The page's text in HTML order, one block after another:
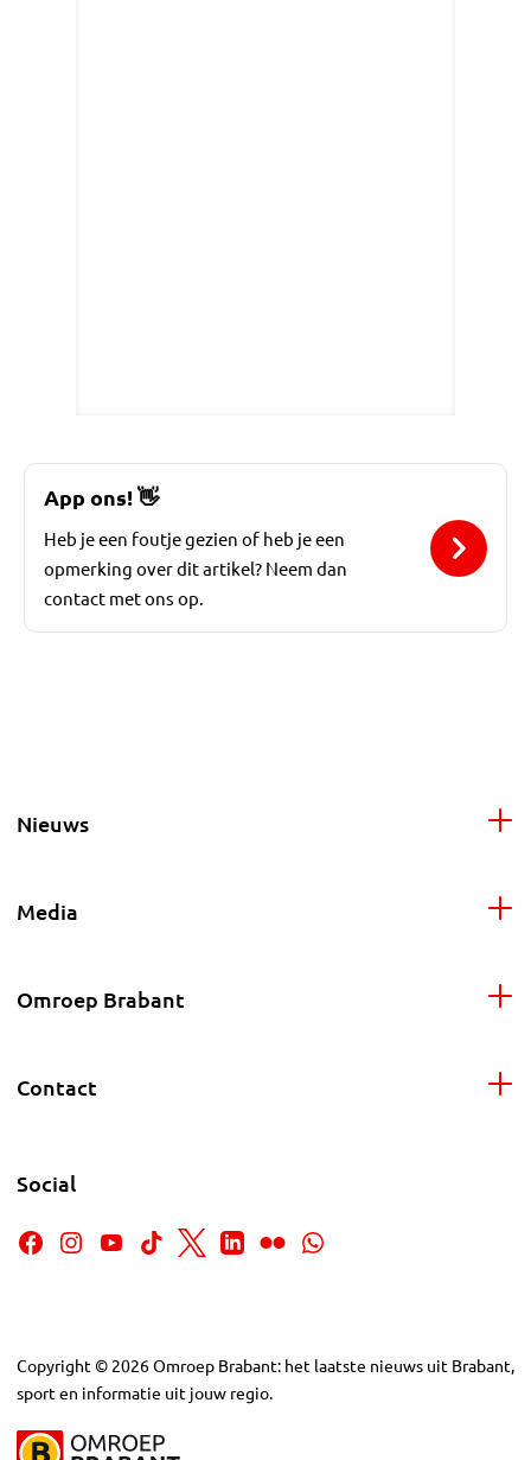
App ons!👋
Heb je een foutje gezien of heb je een
opmerking over dit artikel? Neem dan
contact met ons op.
Nieuws
Media
Omroep Brabant
Contact
Social
Copyright © 2026Omroep Brabant: het laatste nieuws uit Brabant,
sport en informatie uit jouw regio.